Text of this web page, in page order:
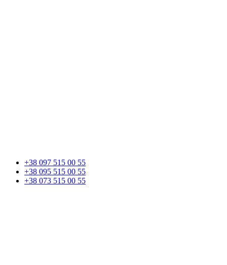
+38 097 515 00 55
+38 095 515 00 55
+38 073 515 00 55